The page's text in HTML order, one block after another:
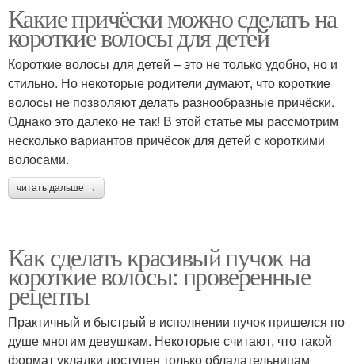
Какие причёски можно сделать на
короткие волосы для детей
Короткие волосы для детей – это не только удобно, но и
стильно. Но некоторые родители думают, что короткие
волосы не позволяют делать разнообразные причёски.
Однако это далеко не так! В этой статье мы рассмотрим
несколько вариантов причёсок для детей с короткими
волосами.
читать дальше →
Как сделать красивый пучок на
короткие волосы: проверенные
рецепты
Практичный и быстрый в исполнении пучок пришелся по
душе многим девушкам. Некоторые считают, что такой
формат укладки доступен только обладательницам